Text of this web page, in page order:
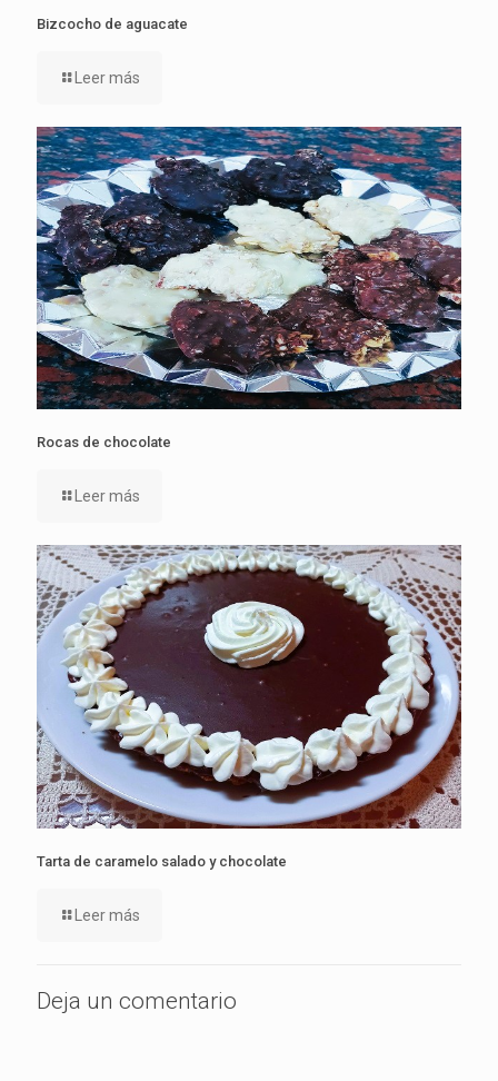
Bizcocho de aguacate
Leer más
Rocas de chocolate
Leer más
Tarta de caramelo salado y chocolate
Leer más
Deja un comentario